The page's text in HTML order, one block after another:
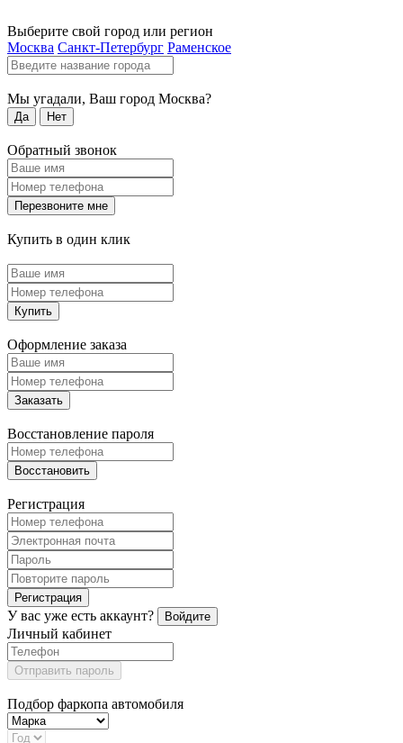
Выберите свой город или регион
Москва Санкт-Петербург Раменское
Мы угадали, Ваш город Москва?
Да Нет
Обратный звонок
Перезвоните мне
Купить в один клик
Купить
Оформление заказа
Заказать
Восстановление пароля
Восстановить
Регистрация
Регистрация
У вас уже есть аккаунт? Войдите
Личный кабинет
Отправить пароль
Подбор фаркопа автомобиля